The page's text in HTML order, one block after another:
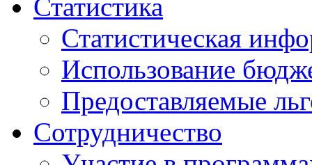
Статистика
Статистическая
Использование
Предоставляемые
Сотрудничество